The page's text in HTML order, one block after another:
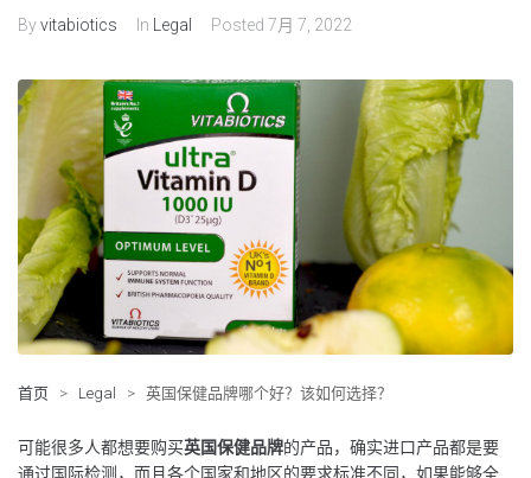
Byvitabiotics In Legal Posted 7月 7, 2022
首页 > Legal > 英国保健品牌哪个好？该如何选择？
可能很多人都想要购买英国保健品牌的产品，确实进口产品都是要
通过国际检测，而且各个国家和地区的要求标准不同，如果能够全